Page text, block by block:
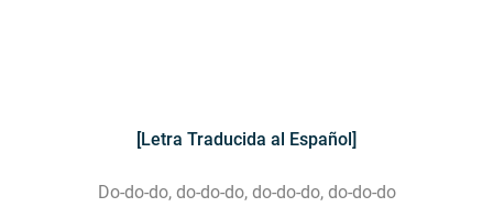
[Letra Traducida al Español]
Do-do-do, do-do-do, do-do-do, do-do-do